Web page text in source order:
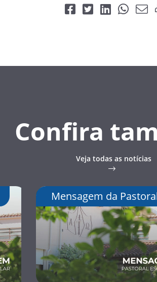
Confira
Veja todas as notícias
Mensagem da